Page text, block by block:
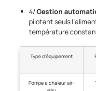
4/Gestion
pilotent seuls
température
Type d’équipement
Pompe à chaleur air-